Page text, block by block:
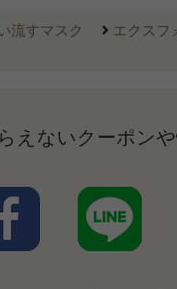
流すマスク
エクスフ
えないクーポン